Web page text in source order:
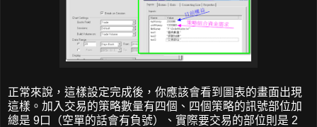
正常來說，這樣設定完成後，你應該會看到圖表的畫面出現
這樣。加入交易的策略數量有四個、四個策略的訊號部位加
總是 9口（空單的話會有負號）、實際要交易的部位則是 2